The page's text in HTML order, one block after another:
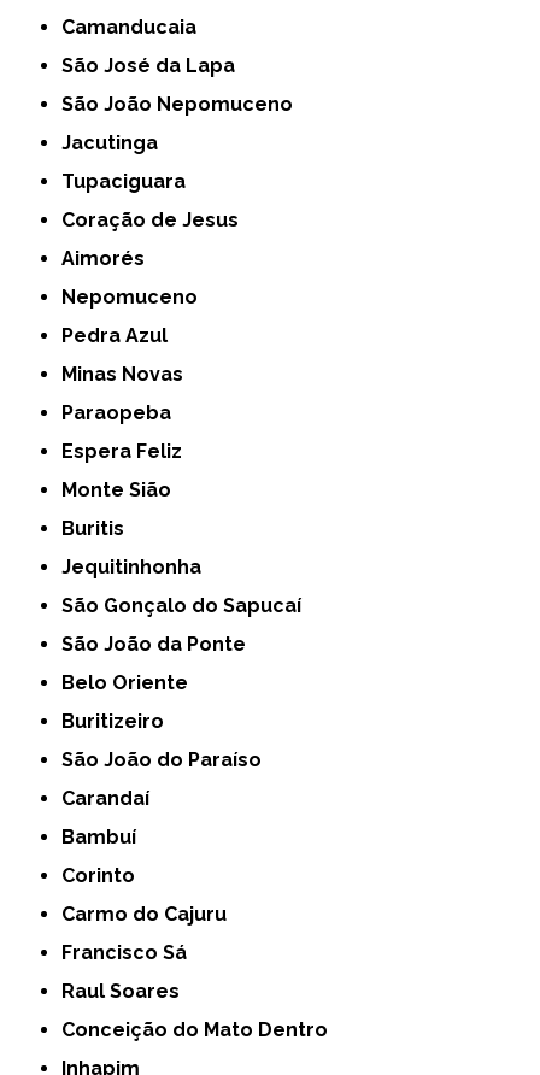
Camanducaia
São José da Lapa
São João Nepomuceno
Jacutinga
Tupaciguara
Coração de Jesus
Aimorés
Nepomuceno
Pedra Azul
Minas Novas
Paraopeba
Espera Feliz
Monte Sião
Buritis
Jequitinhonha
São Gonçalo do Sapucaí
São João da Ponte
Belo Oriente
Buritizeiro
São João do Paraíso
Carandaí
Bambuí
Corinto
Carmo do Cajuru
Francisco Sá
Raul Soares
Conceição do Mato Dentro
Inhapim